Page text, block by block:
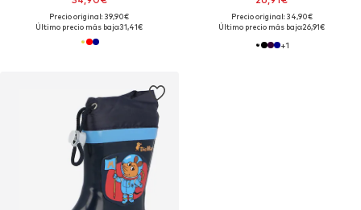
Precio original: 39,90€
Último precio más bajo:31,41€
Precio original: 34,90€
Último precio más bajo:26,91€
+1